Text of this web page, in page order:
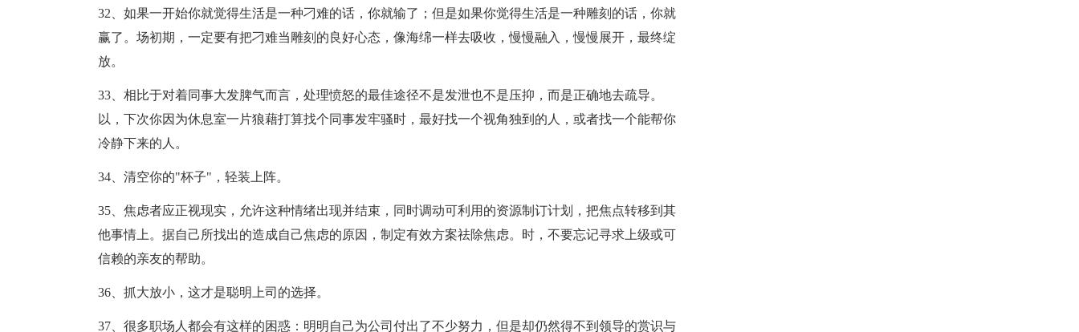
32、如果一开始你就觉得生活是一种刁难的话，你就输了；但是如果你觉得生活是一种雕刻的话，你就
赢了。场初期，一定要有把刁难当雕刻的良好心态，像海绵一样去吸收，慢慢融入，慢慢展开，最终绽
放。
33、相比于对着同事大发脾气而言，处理愤怒的最佳途径不是发泄也不是压抑，而是正确地去疏导。
以，下次你因为休息室一片狼藉打算找个同事发牢骚时，最好找一个视角独到的人，或者找一个能帮你
冷静下来的人。
34、清空你的"杯子"，轻装上阵。
35、焦虑者应正视现实，允许这种情绪出现并结束，同时调动可利用的资源制订计划，把焦点转移到其
他事情上。据自己所找出的造成自己焦虑的原因，制定有效方案祛除焦虑。时，不要忘记寻求上级或可
信赖的亲友的帮助。
36、抓大放小，这才是聪明上司的选择。
37、很多职场人都会有这样的困惑：明明自己为公司付出了不少努力，但是却仍然得不到领导的赏识与